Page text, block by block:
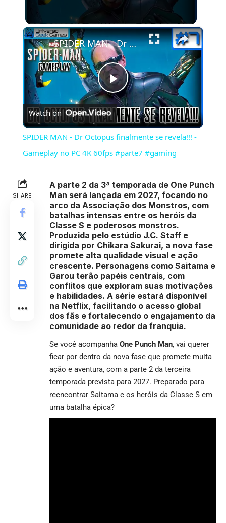
×
Play
Video
SPIDER MAN - Dr Octopus finalmente se revela!!! - Gameplay no PC 4K 60fps #parte7 #gaming
Watch on
SPIDER MAN - Dr Octopus finalmente se revela!!! -
Gameplay no PC 4K 60fps #parte7 #gaming
SHARE
A parte 2 da 3ª temporada de One Punch
Man será lançada em 2027, focando no
arco da Associação dos Monstros, com
batalhas intensas entre os heróis da
Classe S e poderosos monstros.
Produzida pelo estúdio J.C. Staff e
dirigida por Chikara Sakurai, a nova fase
promete alta qualidade visual e ação
crescente. Personagens como Saitama e
Garou terão papéis centrais, com
conflitos que exploram suas motivações
e habilidades. A série estará disponível
na Netflix, facilitando o acesso global
dos fãs e fortalecendo o engajamento da
comunidade ao redor da franquia.
Se você acompanha One Punch Man, vai querer
ficar por dentro da nova fase que promete muita
ação e aventura, com a parte 2 da terceira
temporada prevista para 2027. Preparado para
reencontrar Saitama e os heróis da Classe S em
uma batalha épica?